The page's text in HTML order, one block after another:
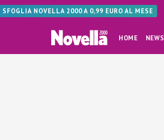
SFOGLIA NOVELLA 2000 A 0,99 EURO AL MESE
HOME NEWS